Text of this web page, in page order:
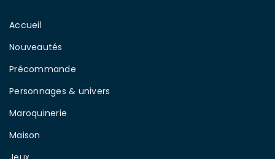
Accueil
Nouveautés
Précommande
Personnages & univers
Maroquinerie
Maison